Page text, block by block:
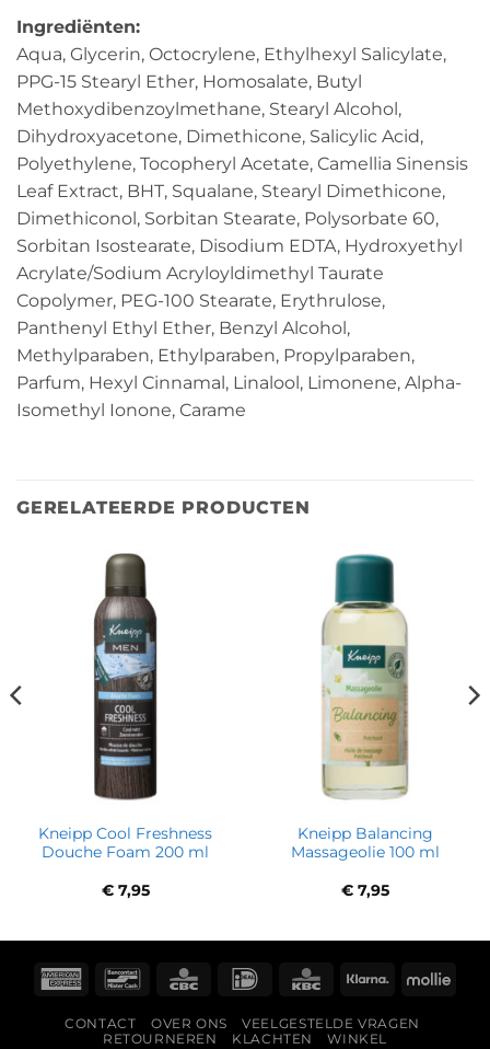
Ingrediënten:
Aqua, Glycerin, Octocrylene, Ethylhexyl Salicylate,
PPG-15 Stearyl Ether, Homosalate, Butyl
Methoxydibenzoylmethane, Stearyl Alcohol,
Dihydroxyacetone, Dimethicone, Salicylic Acid,
Polyethylene, Tocopheryl Acetate, Camellia Sinensis
Leaf Extract, BHT, Squalane, Stearyl Dimethicone,
Dimethiconol, Sorbitan Stearate, Polysorbate 60,
Sorbitan Isostearate, Disodium EDTA, Hydroxyethyl
Acrylate/Sodium Acryloyldimethyl Taurate
Copolymer, PEG-100 Stearate, Erythrulose,
Panthenyl Ethyl Ether, Benzyl Alcohol,
Methylparaben, Ethylparaben, Propylparaben,
Parfum, Hexyl Cinnamal, Linalool, Limonene, Alpha-
Isomethyl Ionone, Carame
GERELATEERDE PRODUCTEN
Kneipp Cool Freshness
Douche Foam 200 ml
€7,95
Kneipp Balancing
Massageolie 100 ml
€7,95
American BancontactCBC IDeal KBC Klarna
CONTACT OVER ONS
VEELGESTELDE VRAGEN
RETOURNEREN
KLACHTEN
WINKEL